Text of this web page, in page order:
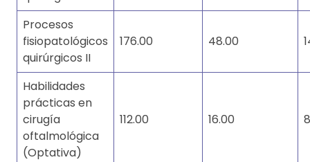
Procesos
fisiopatológicos
quirúrgicos II
176.00 48.00
Habilidades
prácticas en
cirugía
oftalmológica
(Optativa)
112.00 16.00